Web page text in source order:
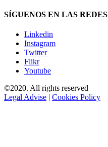
SÍGUENOS EN LAS REDES
Linkedin
Instagram
Twitter
Flikr
Youtube
©2020. All rights reserved
Legal Advise | Cookies Policy